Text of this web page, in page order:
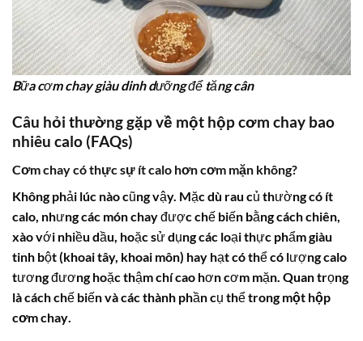
Bữa cơm chay giàu dinh dưỡng để tăng cân
Câu hỏi thường gặpvề một hộp cơm chay bao
nhiêu calo (FAQs)
Cơm chay có thực sự ít calo hơn cơm mặn không?
Không phải lúc nào cũng vậy. Mặc dù rau củ thường có ít
calo, nhưng các món chay được chế biến bằng cách chiên,
xào với nhiều dầu, hoặc sử dụng các loại thực phẩm giàu
tinh bột (khoai tây, khoai môn) hay hạt có thể có lượng calo
tương đương hoặc thậm chí cao hơn cơm mặn. Quan trọng
là cách chế biến và các thành phần cụ thể trongmột hộp
cơm chay